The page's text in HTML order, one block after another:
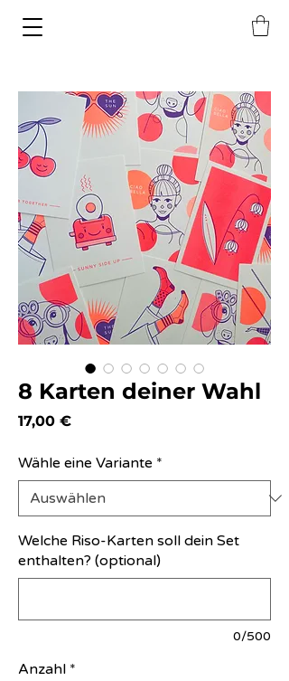
8 Karten deiner Wahl
17,00 €Preis
Wähle eine Variante *
Welche Riso-Karten soll dein Set
enthalten? (optional)
0/500
Anzahl *